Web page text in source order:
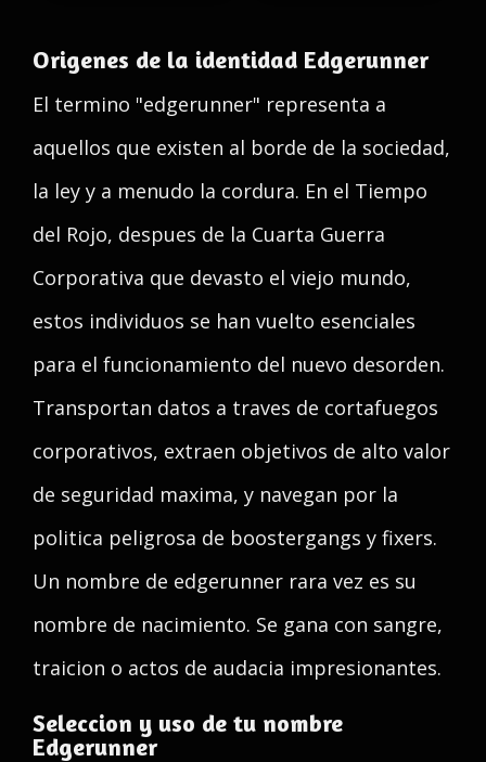
Origenes de la identidad Edgerunner
El termino "edgerunner" representa a
aquellos que existen al borde de la sociedad,
la ley y a menudo la cordura. En el Tiempo
del Rojo, despues de la Cuarta Guerra
Corporativa que devasto el viejo mundo,
estos individuos se han vuelto esenciales
para el funcionamiento del nuevo desorden.
Transportan datos a traves de cortafuegos
corporativos, extraen objetivos de alto valor
de seguridad maxima, y navegan por la
politica peligrosa de boostergangs y fixers.
Un nombre de edgerunner rara vez es su
nombre de nacimiento. Se gana con sangre,
traicion o actos de audacia impresionantes.
Seleccion y uso de tu nombre
Edgerunner